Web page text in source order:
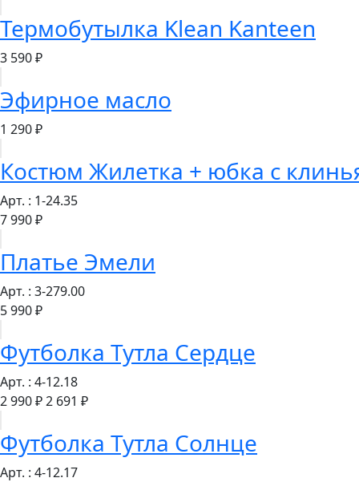
Термобутылка Klean Kanteen
3 590 ₽
Эфирное масло
1 290 ₽
Костюм Жилетка + юбка с
Арт. : 1-24.35
7 990 ₽
Платье Эмели
Арт. : 3-279.00
5 990 ₽
Футболка Тутла Сердце
Арт. : 4-12.18
2 990 ₽2 691 ₽
Футболка Тутла Солнце
Арт. : 4-12.17